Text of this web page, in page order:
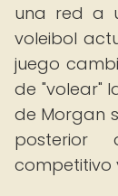
una red a
voleibol
juego
de "volear"
de Morgan
posterior
competitivo